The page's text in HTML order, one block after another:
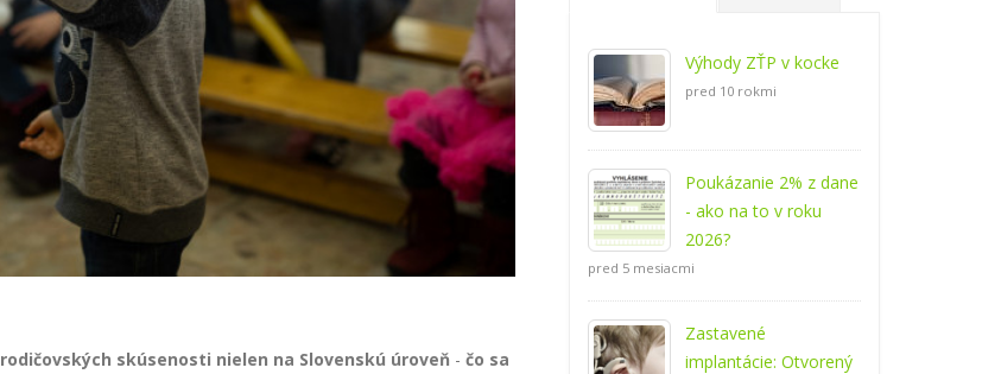
rodičovských skúsenosti nielen na Slovenskú úroveň - čo sa
Výhody ZŤP v kocke
pred 10 rokmi
Poukázanie 2% z dane
- ako na to v roku
2026?
pred 5 mesiacmi
Zastavené
implantácie: Otvorený